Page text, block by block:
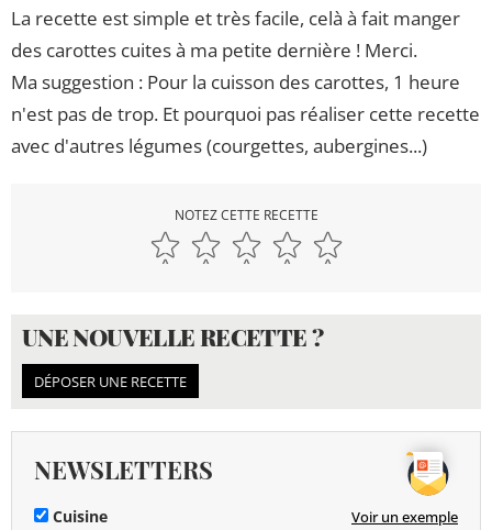
La recette est simple et très facile, celà à fait manger
des carottes cuites à ma petite dernière ! Merci.
Ma suggestion : Pour la cuisson des carottes, 1 heure
n'est pas de trop. Et pourquoi pas réaliser cette recette
avec d'autres légumes (courgettes, aubergines...)
NOTEZ CETTE RECETTE
UNE NOUVELLE RECETTE ?
DÉPOSER UNE RECETTE
NEWSLETTERS
Cuisine Voir un exemple